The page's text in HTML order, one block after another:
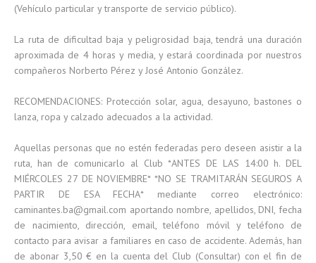
(Vehículo particular y transporte de servicio público).
La ruta de dificultad baja y peligrosidad baja, tendrá una duración
aproximada de 4 horas y media, y estará coordinada por nuestros
compañeros Norberto Pérez y José Antonio González.
RECOMENDACIONES: Protección solar, agua, desayuno, bastones o
lanza, ropa y calzado adecuados a la actividad.
Aquellas personas que no estén federadas pero deseen asistir a la
ruta, han de comunicarlo al Club *ANTES DE LAS 14:00 h. DEL
MIÉRCOLES 27 DE NOVIEMBRE* *NO SE TRAMITARÁN SEGUROS A
PARTIR DE ESA FECHA* mediante correo electrónico:
caminantes.ba@gmail.com aportando nombre, apellidos, DNI, fecha
de nacimiento, dirección, email, teléfono móvil y teléfono de
contacto para avisar a familiares en caso de accidente. Además, han
de abonar 3,50 € en la cuenta del Club (Consultar) con el fin de